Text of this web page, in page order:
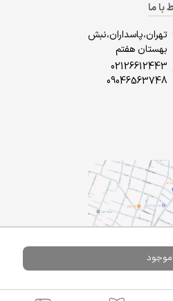
با ما
تهران،پاسداران،نبش
بهستان هفتم
02126612443
09046563748
A
Powered By